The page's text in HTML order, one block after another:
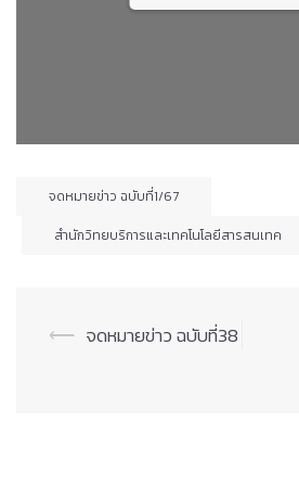
จดหมายข่าว ฉบับที่1/67
สำนักวิทยบริการและเทคโนโลยีสารสนเทค
Post
⟵ จดหมายข่าว ฉบับที่38